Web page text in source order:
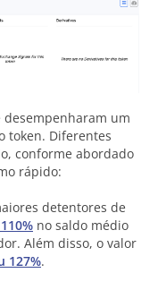
um
token. Diferentes
conforme abordado
rápido:
detentores de
no saldo médio
Além disso, o valor
127%.